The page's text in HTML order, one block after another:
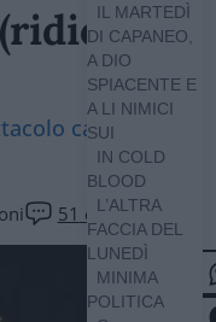
IL MARTEDÌ
DI CAPANEO,
A DIO
SPIACENTE E
A LI NIMICI
SUI
IN COLD
BLOOD
L’ALTRA
FACCIA DEL
LUNEDÌ
MINIMA
POLITICA
e
cafone, una
51 commenti